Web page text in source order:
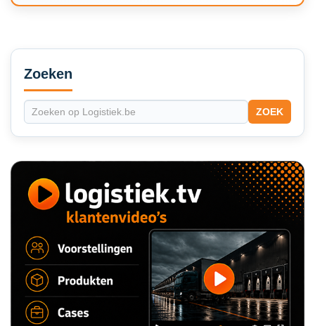
Secondary
Sidebar
Zoeken
ZOEK